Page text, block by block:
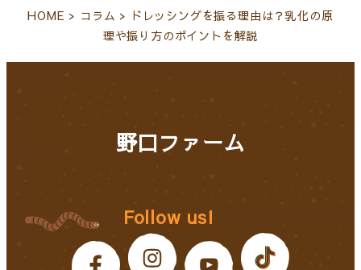
HOME > コラム > ドレッシングを振る理由は？乳化の原
理や振り方のポイントを解説
野口ファーム
Follow us!